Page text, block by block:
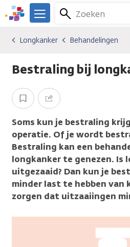
Overslaan
en
gaan
We
er
je.
Zoeken
Menu
Kankersoorten
Longkanker
Behandelingen
Longkanker Behandelingen
Bestraling bij
Opslaan Delen
Soms kun je bestraling
operatie. Of je wordt
Bestraling kan een
longkanker te genezen. Is
uitgezaaid? Dan kun je
minder last te hebben van
zorgen dat uitzaaiingen